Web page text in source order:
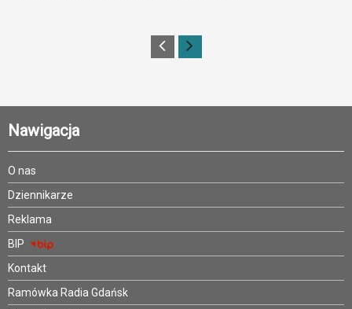
Nawigacja
O nas
Dziennikarze
Reklama
BIP
Kontakt
Ramówka Radia Gdańsk